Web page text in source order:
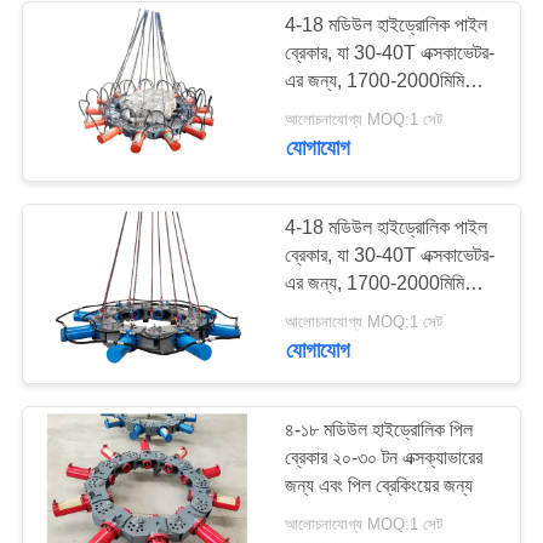
মিনি খননকারী গাদা ড্রাইভার
38
কংক্রিট পাইল ড্রাইভিং
সরঞ্জাম
4-18 মডিউল হাইড্রোলিক পাইল
ব্রেকার, যা 30-40T এক্সকাভেটর-
এর জন্য, 1700-2000মিমি
পাইল ভাঙার ব্যাসার্ধ এবং পাইল
ভাঙার জন্য ব্যবহৃত হয়
আলোচনাযোগ্য MOQ:1 সেট
যোগাযোগ
4-18 মডিউল হাইড্রোলিক পাইল
ব্রেকার, যা 30-40T এক্সকাভেটর-
এর জন্য, 1700-2000মিমি
পাইল ভাঙার ব্যাসার্ধ এবং পাইল
ভাঙার জন্য ব্যবহৃত হয়
আলোচনাযোগ্য MOQ:1 সেট
যোগাযোগ
৪-১৮ মডিউল হাইড্রোলিক পিল
ব্রেকার ২০-৩০ টন এক্সক্যাভারের
জন্য এবং পিল ব্রেকিংয়ের জন্য
আলোচনাযোগ্য MOQ:1 সেট